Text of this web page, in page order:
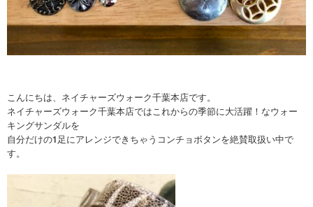
こんにちは、ネイチャーズウォーク千葉本店です。
ネイチャーズウォーク千葉本店ではこれからの季節に大活躍！なウォー
キングサンダルを
自分だけの1足にアレンジできちゃうコンチョボタンを絶賛取扱い中で
す。